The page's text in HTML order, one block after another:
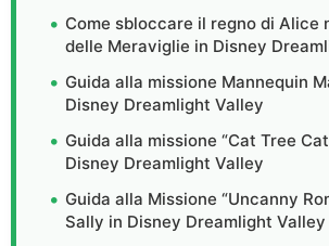
Come sbloccare il regno di Alice
delle Meraviglie in Disney
Guida alla missione Mannequin
Disney Dreamlight Valley
Guida alla missione “Cat Tree
Disney Dreamlight Valley
Guida alla Missione “Uncanny
Sally in Disney Dreamlight Valley